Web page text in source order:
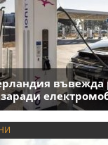
заради